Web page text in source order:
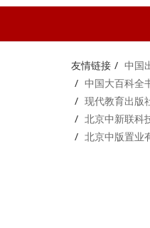
友情链接 中国
中国大百科全
现代教育出版
北京中新联科
北京中版置业